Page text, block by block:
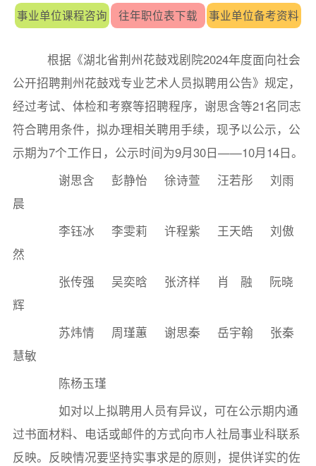
事业单位课程咨询 往年职位表下载 事业单位备考资料
根据《湖北省荆州花鼓戏剧院2024年度面向社会
公开招聘荆州花鼓戏专业艺术人员拟聘用公告》规定，
经过考试、体检和考察等招聘程序，谢思含等21名同志
符合聘用条件，拟办理相关聘用手续，现予以公示，公
示期为7个工作日，公示时间为9月30日——10月14日。
谢思含 彭静怡 徐诗萱 汪若彤 刘雨
晨
李钰冰 李雯莉 许程紫 王天皓 刘傲
然
张传强 吴奕晗 张济样 肖 融 阮晓
辉
苏炜情 周瑾蕙 谢思秦 岳宇翰 张秦
慧敏
陈杨玉瑾
如对以上拟聘用人员有异议，可在公示期内通
过书面材料、电话或邮件的方式向市人社局事业科联系
反映。反映情况要坚持实事求是的原则，提供详实的佐